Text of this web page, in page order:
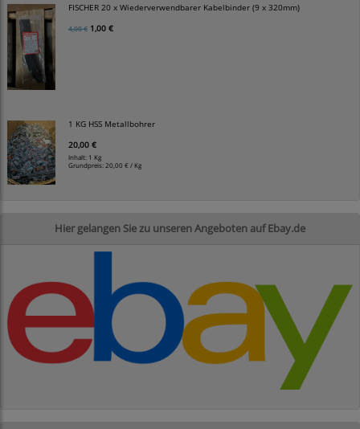
FISCHER 20 x Wiederverwendbarer Kabelbinder (9 x 320mm)
4,00 € 1,00 €
1 KG HSS Metallbohrer
20,00 €
Inhalt: 1 Kg
Grundpreis:20,00 € / Kg
Hier gelangen Sie zu unseren Angeboten auf Ebay.de